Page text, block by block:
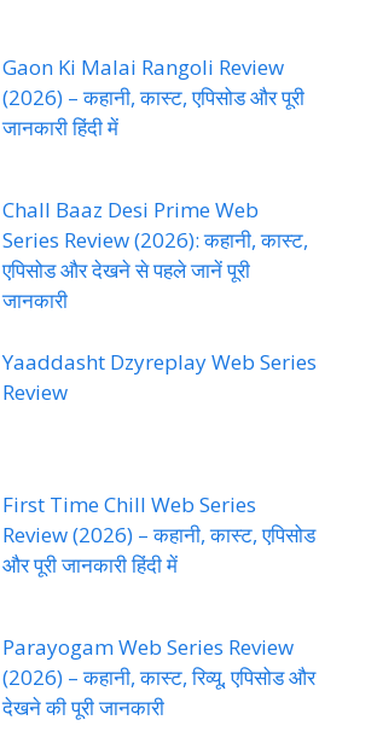
Gaon Ki Malai Rangoli Review
(2026) – कहानी, कास्ट, एपिसोड और पूरी
जानकारी हिंदी में
Chall Baaz Desi Prime Web
Series Review (2026): कहानी, कास्ट,
एपिसोड और देखने से पहले जानें पूरी
जानकारी
Yaaddasht Dzyreplay Web Series
Review
First Time Chill Web Series
Review (2026) – कहानी, कास्ट, एपिसोड
और पूरी जानकारी हिंदी में
Parayogam Web Series Review
(2026) – कहानी, कास्ट, रिव्यू, एपिसोड और
देखने की पूरी जानकारी